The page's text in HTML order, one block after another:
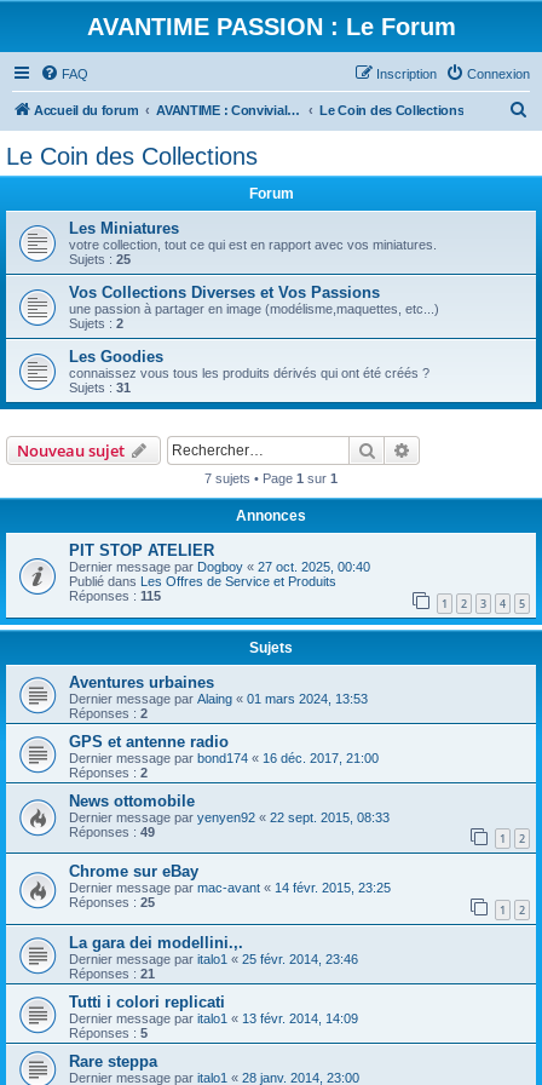
AVANTIME PASSION : Le Forum
FAQ Connexion
Inscription
Accueil du forum AVANTIME : Convivialité et Partage Le Coin des Collections
e
Le Coin des Collections
Forum
Les Miniatures
votre collection, tout ce qui est en rapport avec vos miniatures.
Sujets : 25
Vos Collections Diverses et Vos Passions
une passion à partager en image (modélisme,maquettes, etc...)
Sujets : 2
Les Goodies
connaissez vous tous les produits dérivés qui ont été créés ?
Sujets : 31
Nouveau sujet Rechercher
7 sujets • Page 1 sur 1
Annonces
PIT STOP ATELIER
Dernier message par Dogboy « 27 oct. 2025, 00:40
Publié dans Les Offres de Service et Produits
Réponses : 115 1 2 3 4 5
Sujets
Aventures urbaines
Dernier message par Alaing « 01 mars 2024, 13:53
Réponses : 2
GPS et antenne radio
Dernier message par bond174 « 16 déc. 2017, 21:00
Réponses : 2
News ottomobile
Dernier message par yenyen92 « 22 sept. 2015, 08:33
Réponses : 49 1 2
Chrome sur eBay
Dernier message par mac-avant « 14 févr. 2015, 23:25
Réponses : 25 1 2
La gara dei modellini.,.
Dernier message par italo1 « 25 févr. 2014, 23:46
Réponses : 21
Tutti i colori replicati
Dernier message par italo1 « 13 févr. 2014, 14:09
Réponses : 5
Rare steppa
Dernier message par italo1 « 28 janv. 2014, 23:00